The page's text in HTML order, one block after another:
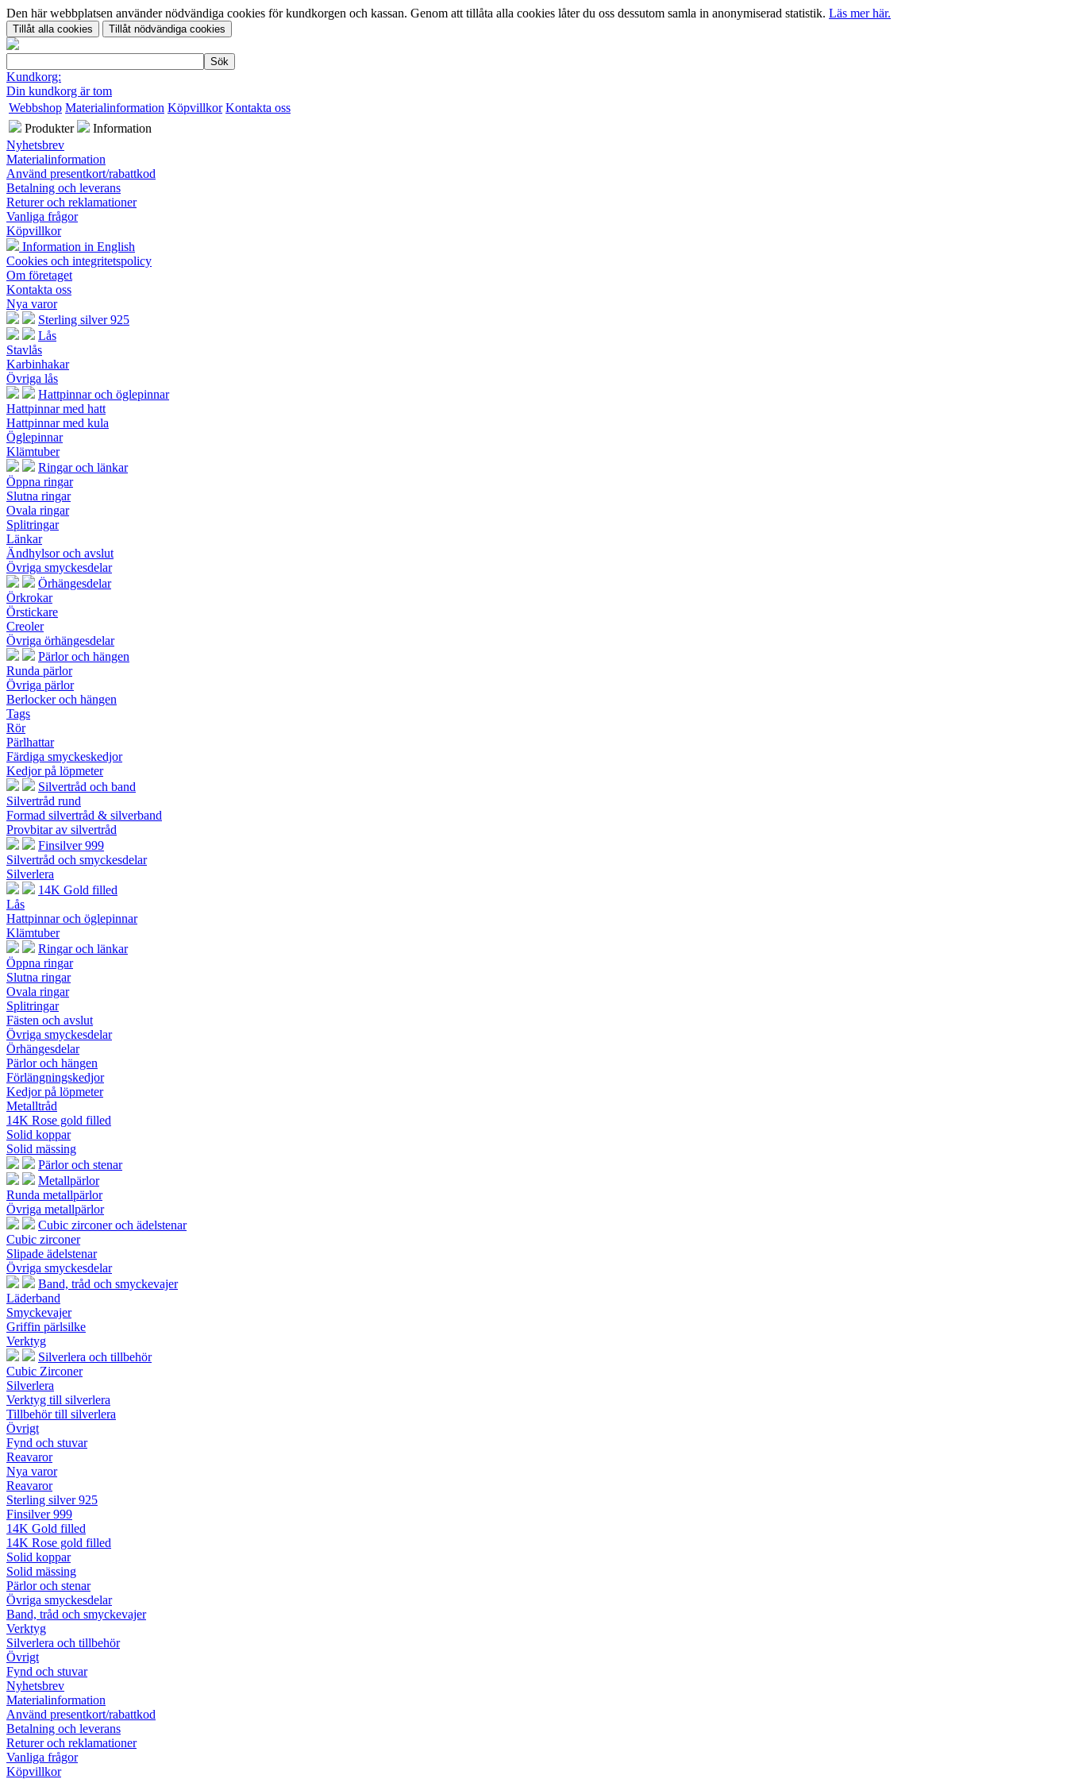
Den här webbplatsen använder nödvändiga cookies för kundkorgen och kassan. Genom att tillåta alla cookies låter du oss dessutom samla in anonymiserad statistik. Läs mer här.
Kundkorg:
Din kundkorg är tom
Webbshop Materialinformation Köpvillkor Kontakta oss
Produkter
Information
Nyhetsbrev
Materialinformation
Använd presentkort/rabattkod
Betalning och leverans
Returer och reklamationer
Vanliga frågor
Köpvillkor
Information in English
Cookies och integritetspolicy
Om företaget
Kontakta oss
Nya varor
Sterling silver 925
Lås
Stavlås
Karbinhakar
Övriga lås
Hattpinnar och öglepinnar
Hattpinnar med hatt
Hattpinnar med kula
Öglepinnar
Klämtuber
Ringar och länkar
Öppna ringar
Slutna ringar
Ovala ringar
Splitringar
Länkar
Ändhylsor och avslut
Övriga smyckesdelar
Örhängesdelar
Örkrokar
Örstickare
Creoler
Övriga örhängesdelar
Pärlor och hängen
Runda pärlor
Övriga pärlor
Berlocker och hängen
Tags
Rör
Pärlhattar
Färdiga smyckeskedjor
Kedjor på löpmeter
Silvertråd och band
Silvertråd rund
Formad silvertråd & silverband
Provbitar av silvertråd
Finsilver 999
Silvertråd och smyckesdelar
Silverlera
14K Gold filled
Lås
Hattpinnar och öglepinnar
Klämtuber
Ringar och länkar
Öppna ringar
Slutna ringar
Ovala ringar
Splitringar
Fästen och avslut
Övriga smyckesdelar
Örhängesdelar
Pärlor och hängen
Förlängningskedjor
Kedjor på löpmeter
Metalltråd
14K Rose gold filled
Solid koppar
Solid mässing
Pärlor och stenar
Metallpärlor
Runda metallpärlor
Övriga metallpärlor
Cubic zirconer och ädelstenar
Cubic zirconer
Slipade ädelstenar
Övriga smyckesdelar
Band, tråd och smyckevajer
Läderband
Smyckevajer
Griffin pärlsilke
Verktyg
Silverlera och tillbehör
Cubic Zirconer
Silverlera
Verktyg till silverlera
Tillbehör till silverlera
Övrigt
Fynd och stuvar
Reavaror
Nya varor
Reavaror
Sterling silver 925
Finsilver 999
14K Gold filled
14K Rose gold filled
Solid koppar
Solid mässing
Pärlor och stenar
Övriga smyckesdelar
Band, tråd och smyckevajer
Verktyg
Silverlera och tillbehör
Övrigt
Fynd och stuvar
Nyhetsbrev
Materialinformation
Använd presentkort/rabattkod
Betalning och leverans
Returer och reklamationer
Vanliga frågor
Köpvillkor